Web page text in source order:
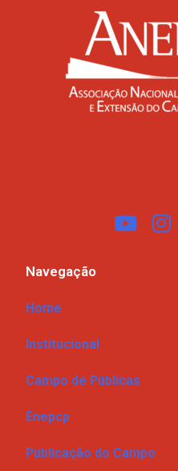
Navegação
Home
Institucional
Campo de Públicas
Enepcp
Publicação do Campo